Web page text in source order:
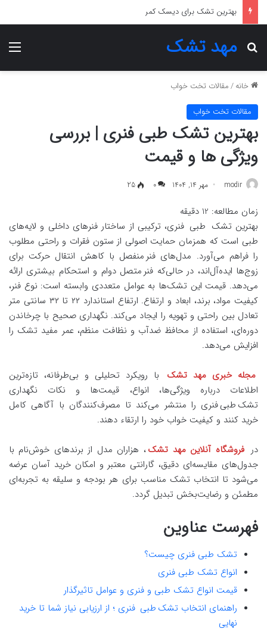
بهترین تشک برای تخت خواب
مهد تشک
جستجو برای
خانه/مقالات تخت خواب
مقالات تخت خواب
بهترین تشک طبی فنری | بررسی
ویژگی ها و قیمت
modir مهر 14, 1404 0
25
زمان مطالعه: 12 دقیقه
بهترین تشک طبی فنری، ترکیبی از ساختار فنرهای داخلی و لایه‌های
طبی است که همزمان حمایت اصولی از ستون فقرات و راحتی مطلوب
را فراهم می‌آورد. مدل‌های فنر منفصل با کاهش انتقال حرکت برای
زوج‌ها ایده‌آل‌اند، در حالی‌که فنر متصل دوام و استحکام بیشتری ارائه
می‌دهد. قیمت این تشک‌ها به عوامل متعددی وابسته است: نوع فنر،
کیفیت مواد، برند، ابعاد و ارتفاع. ارتفاع استاندارد ۲۲ تا ۳۲ سانتی‌ متر
تعادل بین راحتی و تهویه را ایجاد می‌کند. نگهداری صحیح با چرخاندن
دوره‌ای، استفاده از محافظ ضدآب و نظافت منظم، عمر مفید تشک را
افزایش می‌دهد.
مجله خبری مهد تشک
با رویکرد تحلیلی و بی‌طرفانه، تازه‌ترین
اطلاعات درباره ویژگی‌ها، انواع، قیمت‌ها و نکات نگهداری
تشک طبی فنری را منتشر می‌کند تا مصرف‌کنندگان با آگاهی کامل
خرید کنند و کیفیت خواب خود را ارتقاء دهند.
در فروشگاه آنلاین مهد تشک، هزاران مدل از برندهای خوش‌نام با
جدول‌های مقایسه‌ای دقیق، گارانتی معتبر و امکان خرید آسان عرضه
می‌شود تا انتخاب تشک مناسب برای هر بودجه و سلیقه به تجربه‌ای
مطمئن و رضایت‌بخش تبدیل گردد.
فهرست عناوین
تشک طبی فنری چیست؟
انواع تشک طبی فنری
قیمت انواع تشک طبی و فنری و عوامل تاثیرگذار
راهنمای انتخاب تشک طبی فنری ؛ از ارزیابی نیاز شما تا خرید
نهایی